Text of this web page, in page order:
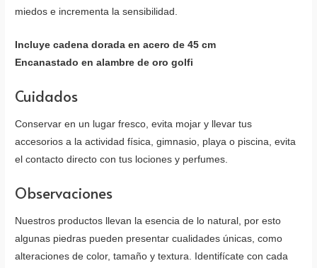
miedos e incrementa la sensibilidad.
Incluye cadena dorada en acero de 45 cm
Encanastado en alambre de oro golfi
Cuidados
Conservar en un lugar fresco, evita mojar y llevar tus
accesorios a la actividad física, gimnasio, playa o piscina, evita
el contacto directo con tus lociones y perfumes.
Observaciones
Nuestros productos llevan la esencia de lo natural, por esto
algunas piedras pueden presentar cualidades únicas, como
alteraciones de color, tamaño y textura. Identifícate con cada